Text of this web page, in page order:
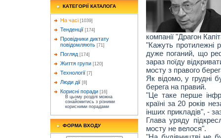
КАТЕГОРІЇ КАТАЛОГА
На часі [1039]
Тенденції [174]
Провідники диктату
повідомляють [71]
Погляд [174]
Життя групи [120]
Технології [7]
Люди дії [8]
Корисні поради [16]
В цьому розділі можна
ознайомитись з різними
корисними порадами
ФОРМА ВХОДУ
компанії "Драгон
"Кажуть протилежні
дуже поганий, що
зараз поїду
мосту з правого
Як відомо, у грудні
берега на правий.
"Це таке перше
країні за 20 років
інших прикладів", -
Глава уряду
мосту не велося".